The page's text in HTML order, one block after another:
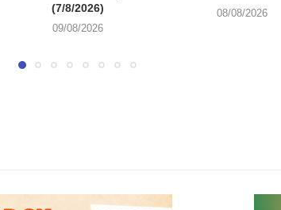
(7/8/2026)
09/08/2026
08/08/2026